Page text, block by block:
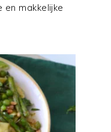
en makkelijke